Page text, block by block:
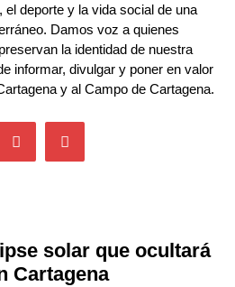
deporte y la vida social de una
Damos voz a quienes
la identidad de nuestra
informar, divulgar y poner en valor
y al Campo de Cartagena.
solar que ocultará
Cartagena